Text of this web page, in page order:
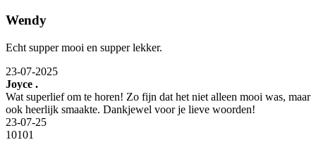
Wendy
Echt supper mooi en supper lekker.
23-07-2025
Joyce .
Wat superlief om te horen! Zo fijn dat het niet alleen mooi was, maar
ook heerlijk smaakte. Dankjewel voor je lieve woorden!
23-07-25
10101